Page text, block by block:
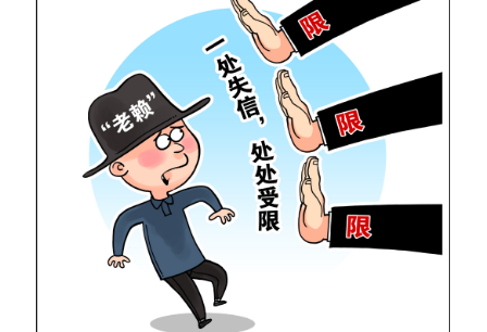
黑龙江
多语种频道
English Español Français
Русский язык 日本語
Português